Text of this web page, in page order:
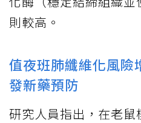
則較高。
值夜班肺纖維化風險
發新藥預防
研究人員指出，在老